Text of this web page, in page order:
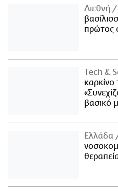
Διεθνή
πρώτος
Τech &
βασικό
Ελλάδα